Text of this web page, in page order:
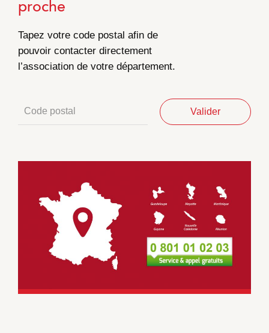
proche
Tapez votre code postal afin de
pouvoir contacter directement
l’association de votre département.